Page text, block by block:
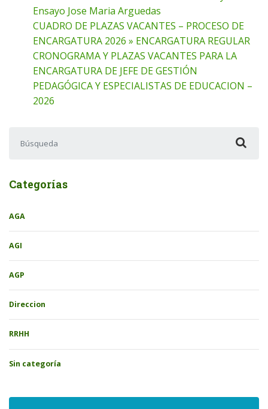
Ensayo Jose Maria Arguedas
CUADRO DE PLAZAS VACANTES – PROCESO DE
ENCARGATURA 2026 » ENCARGATURA REGULAR
CRONOGRAMA Y PLAZAS VACANTES PARA LA
ENCARGATURA DE JEFE DE GESTIÓN
PEDAGÓGICA Y ESPECIALISTAS DE EDUCACION –
2026
Categorías
AGA
AGI
AGP
Direccion
RRHH
Sin categoría